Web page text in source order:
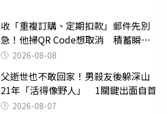
收「重複訂購、定期扣款」郵件先別
急！他掃QR Code想取消 積蓄瞬間
蒸發2026-08-08
父逝世也不敢回家！男殺友後躲深山
21年「活得像野人」 1關鍵出面自首
2026-08-07